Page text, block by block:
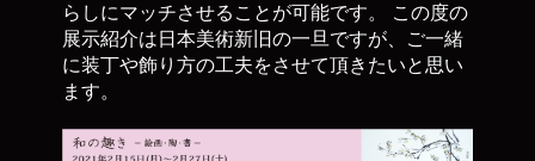
らしにマッチさせることが可能です。 この度の
展示紹介は日本美術新旧の一旦ですが、ご一緒
に装丁や飾り方の工夫をさせて頂きたいと思い
ます。